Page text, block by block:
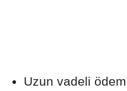
Uzun vadeli